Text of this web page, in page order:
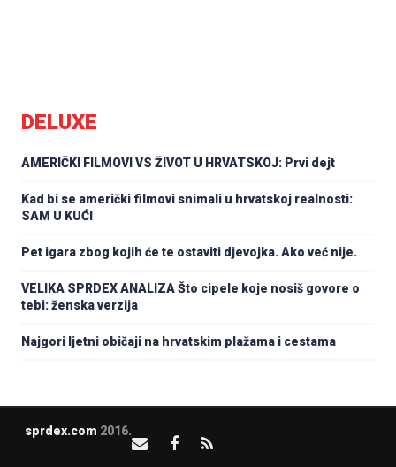
DELUXE
AMERIČKI FILMOVI VS ŽIVOT U HRVATSKOJ: Prvi dejt
Kad bi se američki filmovi snimali u hrvatskoj realnosti:
SAM U KUĆI
Pet igara zbog kojih će te ostaviti djevojka. Ako već nije.
VELIKA SPRDEX ANALIZA Što cipele koje nosiš govore o
tebi: ženska verzija
Najgori ljetni običaji na hrvatskim plažama i cestama
sprdex.com 2016.